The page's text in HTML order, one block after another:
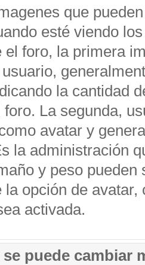
que
esté viendo
el foro, la primera
la cantidad
foro. La segunda,
avatar y
la administración
y peso
la opción de
activada.
puede cambiar